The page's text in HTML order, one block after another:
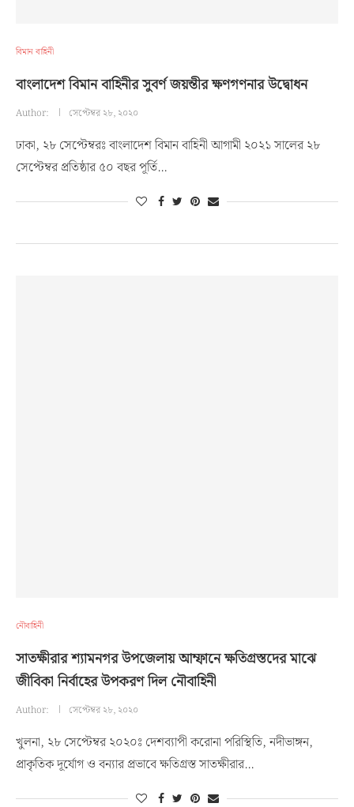
বিমান বাহিনী
বাংলাদেশ বিমান বাহিনীর সুবর্ণ জয়ন্তীর ক্ষণগণনার উদ্বোধন
Author: সেপ্টেম্বর ২৮, ২০২০
ঢাকা, ২৮ সেপ্টেম্বরঃ বাংলাদেশ বিমান বাহিনী আগামী ২০২১ সালের ২৮
সেপ্টেম্বর প্রতিষ্ঠার ৫০ বছর পূর্তি…
নৌবাহিনী
সাতক্ষীরার শ্যামনগর উপজেলায় আম্ফানে ক্ষতিগ্রস্তদের মাঝে
জীবিকা নির্বাহের উপকরণ দিল নৌবাহিনী
Author: সেপ্টেম্বর ২৮, ২০২০
খুলনা, ২৮ সেপ্টেম্বর ২০২০ঃ দেশব্যাপী করোনা পরিস্থিতি, নদীভাঙ্গন,
প্রাকৃতিক দূর্যোগ ও বন্যার প্রভাবে ক্ষতিগ্রস্ত সাতক্ষীরার…